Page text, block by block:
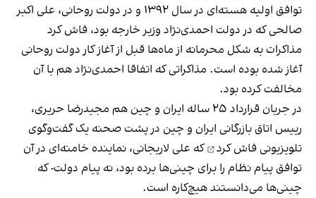
توافق اولیه هسته‌ای در سال ۱۳۹۲ و در دولت روحانی، علی اکبر
صالحی که در دولت احمدی‌نژاد وزیر خارجه بود، فاش کرد
مذاکرات به شکل محرمانه از ماه‌ها قبل از آغاز کار دولت روحانی
آغاز شده بوده است. مذاکراتی که اتفاقا احمدی‌نژاد هم با آن
مخالفت کرده بود.
در جریان قرارداد ۲۵ ساله ایران و چین هم مجیدرضا حریری،
رییس اتاق بازرگانی ایران و چین در پشت صحنه یک گفت‌وگوی
تلویزیونی فاش کرد
که علی لاریجانی، نماینده خامنه‌ای در آن
توافق پیام نظام را برای چینی‌ها برده بود، نه پیام دولت- که
چینی‌ها می‌دانستند هیچ‌کاره است.